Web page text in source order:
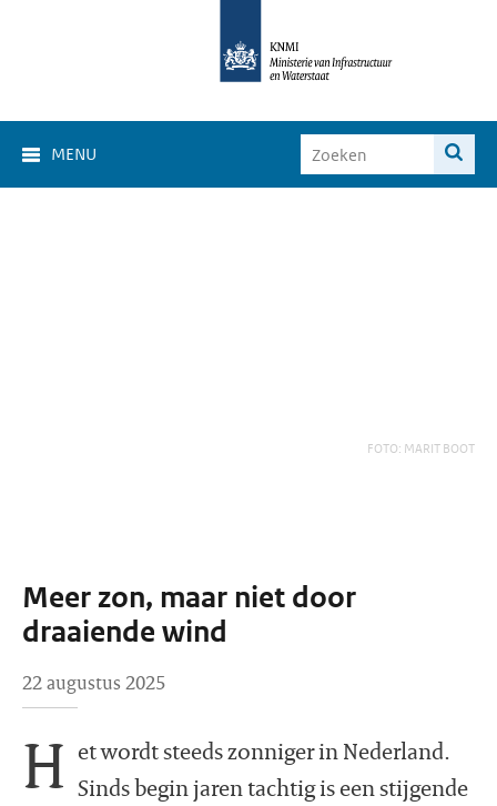
MENU
FOTO: MARIT BOOT
Meer zon, maar niet door
draaiende wind
22 augustus 2025
H et wordt steeds zonniger in Nederland.
Sinds begin jaren tachtig is een stijgende